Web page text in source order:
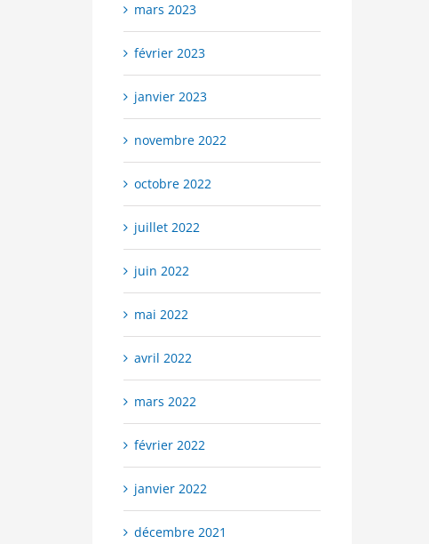
mars 2023
février 2023
janvier 2023
novembre 2022
octobre 2022
juillet 2022
juin 2022
mai 2022
avril 2022
mars 2022
février 2022
janvier 2022
décembre 2021